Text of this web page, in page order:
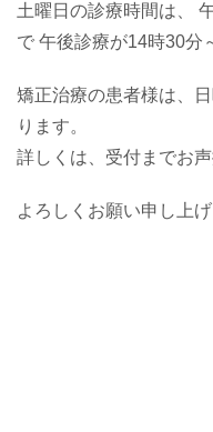
土曜日の診療時間は、
で 午後診療が14時30分
矯正治療の患者様は、
ります。
詳しくは、受付までお声
よろしくお願い申し上げ